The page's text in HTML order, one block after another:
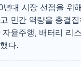
대 시장 선점을 위
민간 역량을 총결
율주행, 배터리 리
다.